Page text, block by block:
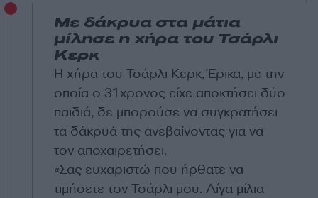
Με δάκρυα στα μάτια
μίλησε η χήρα του Τσάρλι
Κερκ
Η χήρα του Τσάρλι Κερκ, Έρικα, με την
οποία ο 31χρονος είχε αποκτήσει δύο
παιδιά, δε μπορούσε να συγκρατήσει
τα δάκρυά της ανεβαίνοντας για να
τον αποχαιρετήσει.
«Σας ευχαριστώ που ήρθατε να
τιμήσετε τον Τσάρλι μου. Λίγα μίλια